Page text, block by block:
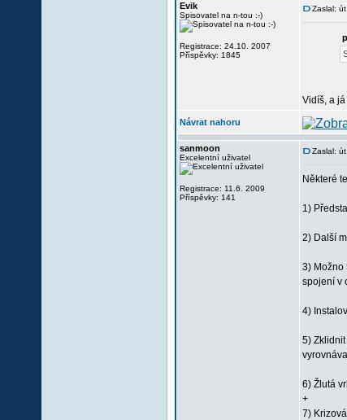
Evik
Spisovatel na n-tou :-)
Registrace: 24.10. 2007
Příspěvky: 1845
Zaslal:
Vidíš, a
Návrat nahoru
sanmoon
Excelentní uživatel
Registrace: 11.6. 2009
Příspěvky: 141
Zaslal:
Některé
1)
2) Další
3) Možno
spojení v
4)
5)
6) Žlutá
+
7)